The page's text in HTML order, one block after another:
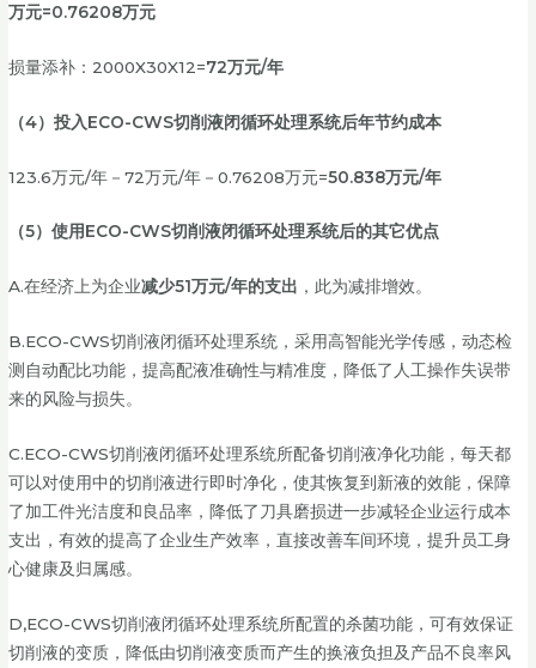
万元=0.76208万元
损量添补：2000X30X12=72万元/年
（4）投入ECO-CWS切削液闭循环处理系统后年节约成本
123.6万元/年－72万元/年－0.76208万元=50.838万元/年
（5）使用ECO-CWS切削液闭循环处理系统后的其它优点
A.在经济上为企业减少51万元/年的支出 ，此为减排增效。
B.ECO-CWS切削液闭循环处理系统，采用高智能光学传感，动态检
测自动配比功能，提高配液准确性与精准度，降低了人工操作失误带
来的风险与损失。
C.ECO-CWS切削液闭循环处理系统所配备切削液净化功能，每天都
可以对使用中的切削液进行即时净化，使其恢复到新液的效能，保障
了加工件光洁度和良品率，降低了刀具磨损进一步减轻企业运行成本
支出，有效的提高了企业生产效率，直接改善车间环境，提升员工身
心健康及归属感。
D,ECO-CWS切削液闭循环处理系统所配置的杀菌功能，可有效保证
切削液的变质，降低由切削液变质而产生的换液负担及产品不良率风